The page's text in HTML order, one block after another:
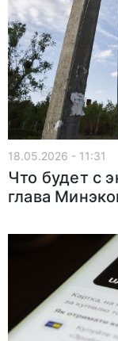
18.05.2026 - 11:31
Что будет с
глава